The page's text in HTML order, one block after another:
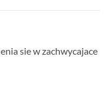
sie w zachwycajace